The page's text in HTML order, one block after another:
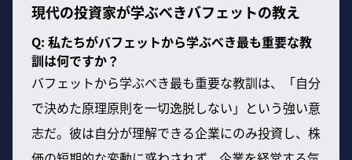
現代の投資家が学ぶべきバフェットの教え
Q: 私たちがバフェットから学ぶべき最も重要な教
訓は何ですか？
バフェットから学ぶべき最も重要な教訓は、「自分
で決めた原理原則を一切逸脱しない」という強い意
志だ。彼は自分が理解できる企業にのみ投資し、株